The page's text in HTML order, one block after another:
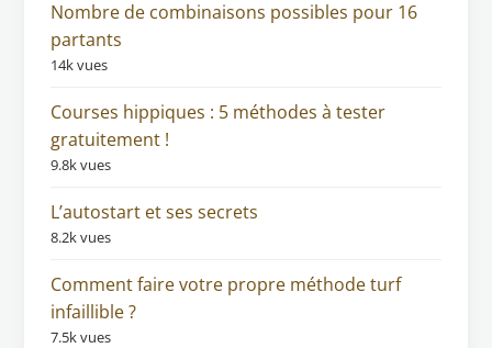
Nombre de combinaisons possibles pour 16
partants
14k vues
Courses hippiques : 5 méthodes à tester
gratuitement !
9.8k vues
L’autostart et ses secrets
8.2k vues
Comment faire votre propre méthode turf
infaillible ?
7.5k vues